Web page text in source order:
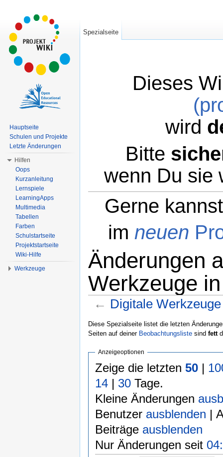
Dieses
wird
Bitte
wenn Du sie
Gerne
im neuen
Änderungen
Werkzeuge
← Digitale
Diese Spezialseite listet die letzten
Seiten auf deiner Beobachtungsliste sind fett
Anzeigeoptionen
Zeige die letzten 50|
14| 30Tage.
Kleine Änderungen
Benutzer ausblenden |
Beiträge ausblenden
Nur Änderungen seit
Spezialseite
Hauptseite
Schulen und Projekte
Letzte Änderungen
Hilfen
Oops
Kurzanleitung
Lernspiele
LearningApps
Multimedia
Tabellen
Farben
Schulstartseite
Projektstartseite
Wiki-Hilfe
Werkzeuge